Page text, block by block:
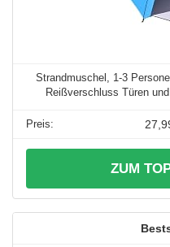
Strandmuschel, 1-3
Reißverschluss Türen
ZUM